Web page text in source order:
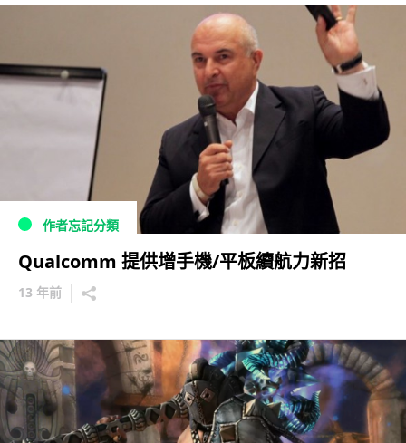
作者忘記分類
Qualcomm 提供增手機/平板續航力新招
13 年前